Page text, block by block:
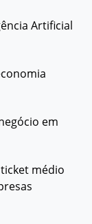
Artificial
em
médio